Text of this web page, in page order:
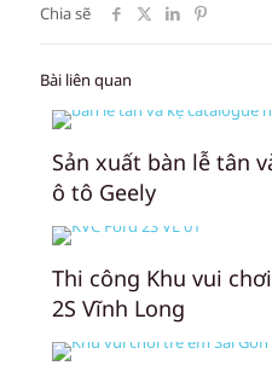
Chia sẽ
Bài liên quan
Sản xuất bàn lễ tân
ô tô Geely
Thi công Khu vui
2S Vĩnh Long